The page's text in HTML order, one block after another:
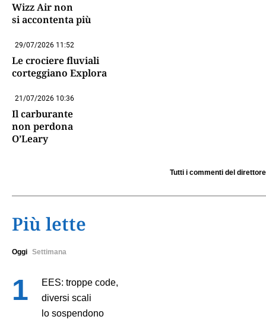
Wizz Air non
si accontenta più
29/07/2026 11:52
Le crociere fluviali
corteggiano Explora
21/07/2026 10:36
Il carburante
non perdona
O’Leary
Tutti i commenti del direttore
Più lette
Oggi Settimana
EES: troppe code,
diversi scali
lo sospendono